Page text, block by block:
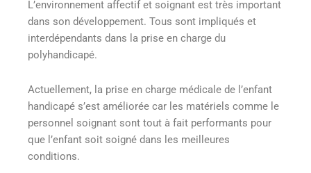
L’environnement affectif et soignant est très important
dans son développement. Tous sont impliqués et
interdépendants dans la prise en charge du
polyhandicapé.
Actuellement, la prise en charge médicale de l’enfant
handicapé s’est améliorée car les matériels comme le
personnel soignant sont tout à fait performants pour
que l’enfant soit soigné dans les meilleures
conditions.